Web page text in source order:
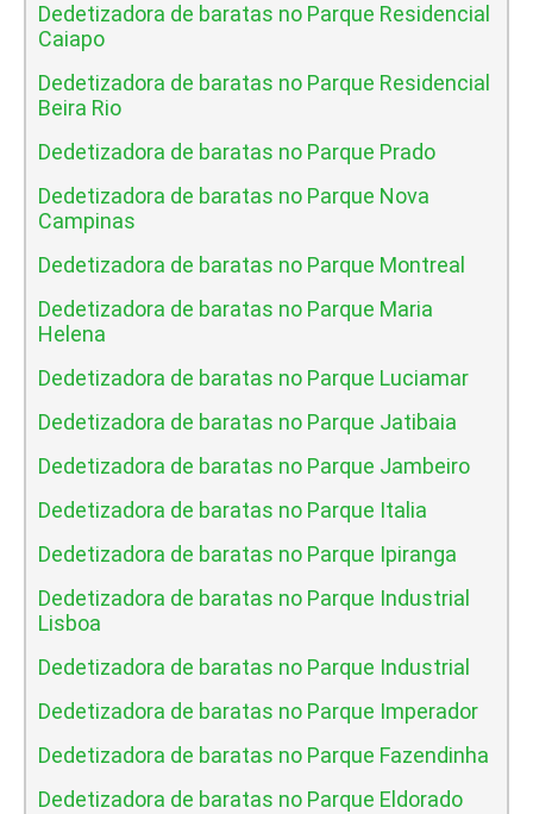
Dedetizadora de baratas no Parque Residencial
Caiapo
Dedetizadora de baratas no Parque Residencial
Beira Rio
Dedetizadora de baratas no Parque Prado
Dedetizadora de baratas no Parque Nova
Campinas
Dedetizadora de baratas no Parque Montreal
Dedetizadora de baratas no Parque Maria
Helena
Dedetizadora de baratas no Parque Luciamar
Dedetizadora de baratas no Parque Jatibaia
Dedetizadora de baratas no Parque Jambeiro
Dedetizadora de baratas no Parque Italia
Dedetizadora de baratas no Parque Ipiranga
Dedetizadora de baratas no Parque Industrial
Lisboa
Dedetizadora de baratas no Parque Industrial
Dedetizadora de baratas no Parque Imperador
Dedetizadora de baratas no Parque Fazendinha
Dedetizadora de baratas no Parque Eldorado